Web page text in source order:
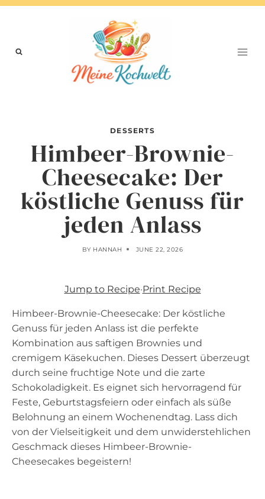
Skip
DESSERTS
Himbeer-Brownie-
Cheesecake: Der
köstliche Genuss für
jeden Anlass
BY HANNAH JUNE 22, 2026
Jump to Recipe·Print Recipe
Himbeer-Brownie-Cheesecake: Der köstliche
Genuss für jeden Anlass ist die perfekte
Kombination aus saftigen Brownies und
cremigem Käsekuchen. Dieses Dessert überzeugt
durch seine fruchtige Note und die zarte
Schokoladigkeit. Es eignet sich hervorragend für
Feste, Geburtstagsfeiern oder einfach als süße
Belohnung an einem Wochenendtag. Lass dich
von der Vielseitigkeit und dem unwiderstehlichen
Geschmack dieses Himbeer-Brownie-
Cheesecakes begeistern!